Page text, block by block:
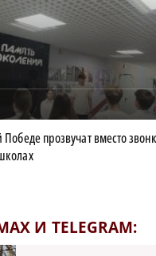
прозвучат вместо
И TELEGRAM: